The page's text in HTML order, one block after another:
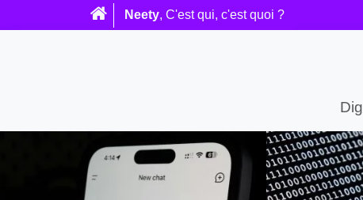
Neety, C'est qui, c'est quoi ?